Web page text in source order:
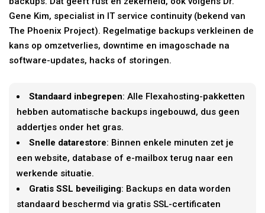
Gene Kim, specialist in IT service continuity (bekend van
The Phoenix Project). Regelmatige backups verkleinen de
kans op omzetverlies, downtime en imagoschade na
software-updates, hacks of storingen.
Standaard inbegrepen: Alle Flexahosting-pakketten
hebben automatische backups ingebouwd, dus geen
addertjes onder het gras.
Snelle datarestore: Binnen enkele minuten zet je
een website, database of e-mailbox terug naar een
werkende situatie.
Gratis SSL beveiliging: Backups en data worden
standaard beschermd via gratis SSL-certificaten